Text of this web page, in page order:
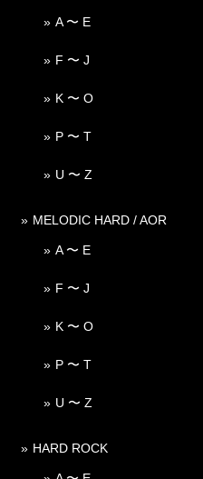
A 〜 E
F 〜 J
K 〜 O
P 〜 T
U 〜 Z
MELODIC HARD / AOR
A 〜 E
F 〜 J
K 〜 O
P 〜 T
U 〜 Z
HARD ROCK